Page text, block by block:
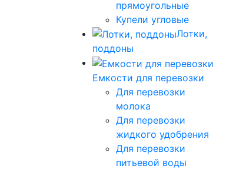
прямоугольные
Купели угловые
Лотки,
поддоны
Емкости для перевозки
Для перевозки
молока
Для перевозки
жидкого удобрения
Для перевозки
питьевой воды